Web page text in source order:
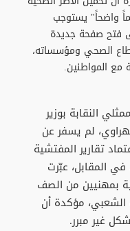
واضحاً" يستوجب
فتح صفحة جديدة
الصحي ومؤسساته،
مع المواطنين.
النقابة بوزير
لم يسفر عن
تقارير المفتشية
في المقابل، عبّرت
بمهنيين من الصف
مؤكدة أن
غير مبرر.